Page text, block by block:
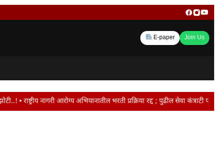
E-paper Join Us
अभियानातील भरती प्रक्रिया रद्द ; पुढील सेवा कंत्राटी पद्धतीने • अभिजित